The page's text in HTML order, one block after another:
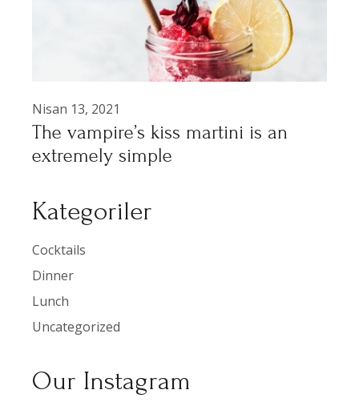
Nisan 13, 2021
The vampire’s kiss martini is an
extremely simple
Kategoriler
Cocktails
Dinner
Lunch
Uncategorized
Our Instagram